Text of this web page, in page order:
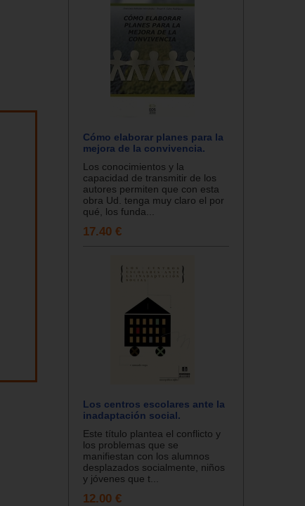
Cómo elaborar planes para la
mejora de la convivencia.
Los conocimientos y la
capacidad de transmitir de los
autores permiten que con esta
obra Ud. tenga muy claro el por
qué, los funda...
17.40 €
Los centros escolares ante la
inadaptación social.
Este título plantea el conflicto y
los problemas que se
manifiestan con los alumnos
desplazados socialmente, niños
y jóvenes que t...
12.00 €